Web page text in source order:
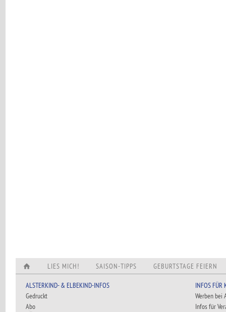
LIES MICH! SAISON-TIPPS GEBURTSTAGE FEIERN
ALSTERKIND- & ELBEKIND-INFOS
Gedruckt
Abo
INFOS FÜR
Werben bei
Infos für